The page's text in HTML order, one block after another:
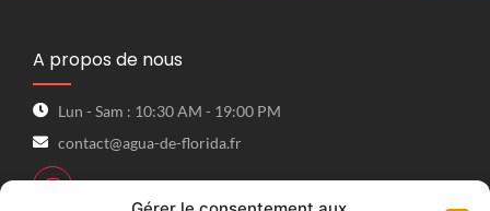
A propos de nous
Lun - Sam : 10:30 AM - 19:00 PM
contact@agua-de-florida.fr